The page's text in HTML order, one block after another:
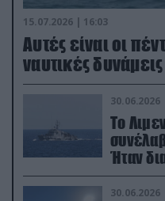
15.07.2026 | 16:03
Aυτές είναι οι
ναυτικές
30.06.2026
Το
Ήταν
30.06.2026